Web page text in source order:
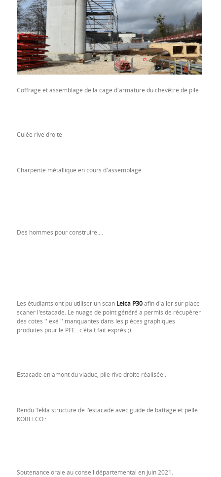
Coffrage et assemblage de la cage d'armature du chevêtre de pile
Culée rive droite
Charpente métallique en cours d'assemblage
Des hommes pour construire....
Les étudiants ont pu utiliser un scan Leica P30afin d'aller sur place
scaner l'estacade. Le nuage de point généré a permis de récupérer
des cotes '' exé '' manquantes dans les pièces graphiques
produites pour le PFE...c'était fait exprès ;)
Estacade en amont du viaduc, pile rive droite réalisée :
Rendu Tekla structure de l'estacade avec guide de battage et pelle
KOBELCO :
Soutenance orale au conseil départemental en juin 2021.